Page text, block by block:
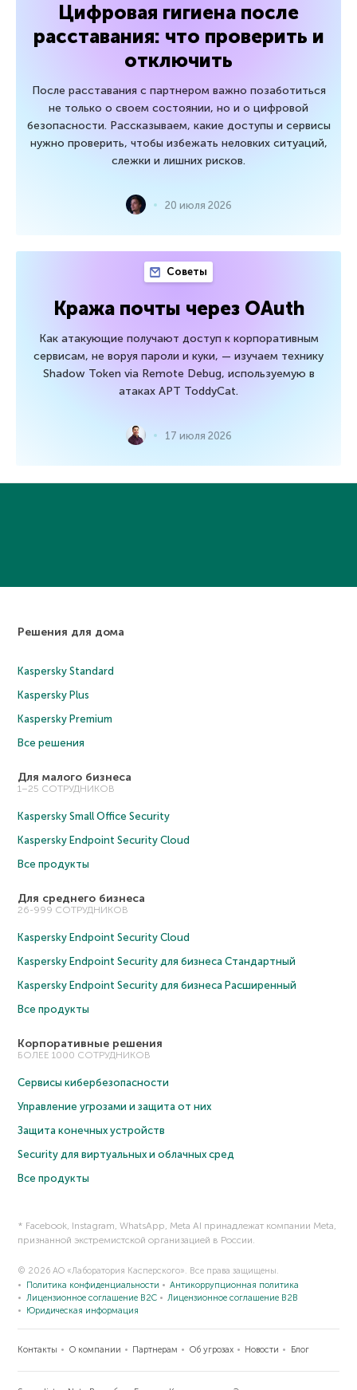
Цифровая гигиена после
расставания: что проверить и
отключить
После расставания с партнером важно позаботиться
не только о своем состоянии, но и о цифровой
безопасности. Рассказываем, какие доступы и сервисы
нужно проверить, чтобы избежать неловких ситуаций,
слежки и лишних рисков.
20 июля 2026
Советы
Кража почты через OAuth
Как атакующие получают доступ к корпоративным
сервисам, не воруя пароли и куки, — изучаем технику
Shadow Token via Remote Debug, используемую в
атаках APT ToddyCat.
17 июля 2026
Решения для дома
Kaspersky Standard
Kaspersky Plus
Kaspersky Premium
Все решения
Для малого бизнеса
1–25 СОТРУДНИКОВ
Kaspersky Small Office Security
Kaspersky Endpoint Security Cloud
Все продукты
Для среднего бизнеса
26-999 СОТРУДНИКОВ
Kaspersky Endpoint Security Cloud
Kaspersky Endpoint Security для бизнеса Cтандартный
Kaspersky Endpoint Security для бизнеса Расширенный
Все продукты
Корпоративные решения
БОЛЕЕ 1000 СОТРУДНИКОВ
Сервисы кибербезопасности
Управление угрозами и защита от них
Защита конечных устройств
Security для виртуальных и облачных сред
Все продукты
* Facebook, Instagram, WhatsApp, Meta AI принадлежат компании Meta,
признанной экстремистской организацией в России.
© 2026 АО «Лаборатория Касперского». Все права защищены.
Политика конфиденциальности
Антикоррупционная политика
Лицензионное соглашение B2C
Лицензионное соглашение B2B
Юридическая информация
Контакты О компании Партнерам Об угрозах Новости Блог